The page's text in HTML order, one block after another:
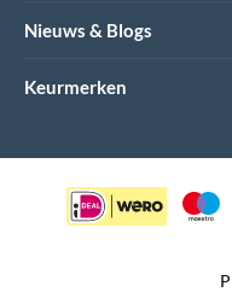
Nieuws & Blogs
Keurmerken